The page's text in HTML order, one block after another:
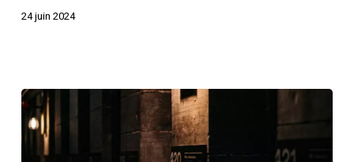
24 juin 2024